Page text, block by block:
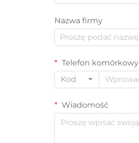
Nazwa firmy
Telefon komórkowy
Kod
Wiadomość